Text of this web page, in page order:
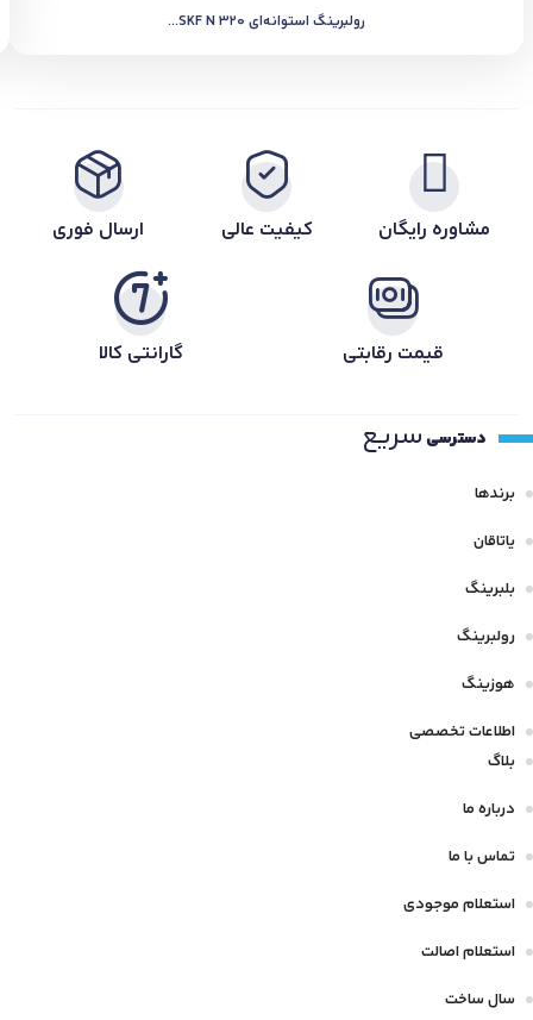
رولبرینگ استوانه‌ای SKF N 320...
مشاوره رایگان کیفیت عالی ارسال فوری
قیمت رقابتی گارانتی کالا
دسترسی سریع
برندها
یاتاقان
بلبرینگ
رولبرینگ
هوزینگ
اطلاعات تخصصی
بلاگ
درباره ما
تماس با ما
استعلام موجودی
استعلام اصالت
سال ساخت